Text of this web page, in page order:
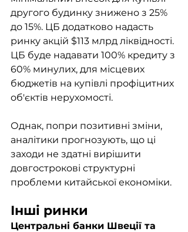
другого будинку знижено з 25%
до 15%. ЦБ додатково надасть
ринку акцій $113 млрд ліквідності.
ЦБ буде надавати 100% кредиту з
60% минулих, для місцевих
бюджетів на купівлі профіцитних
об'єктів нерухомості.
Однак, попри позитивні зміни,
аналітики прогнозують, що ці
заходи не здатні вирішити
довгострокові структурні
проблеми китайської економіки.
Інші ринки
Центральні банки Швеції та